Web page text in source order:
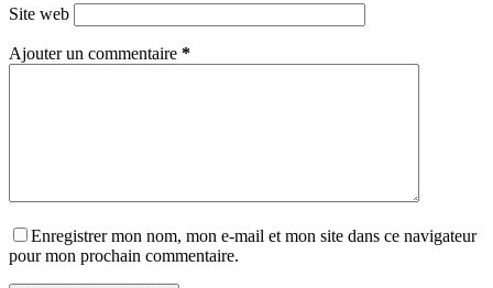
Site web
Ajouter un commentaire *
Enregistrer mon nom, mon e-mail et mon site dans ce navigateur
pour mon prochain commentaire.